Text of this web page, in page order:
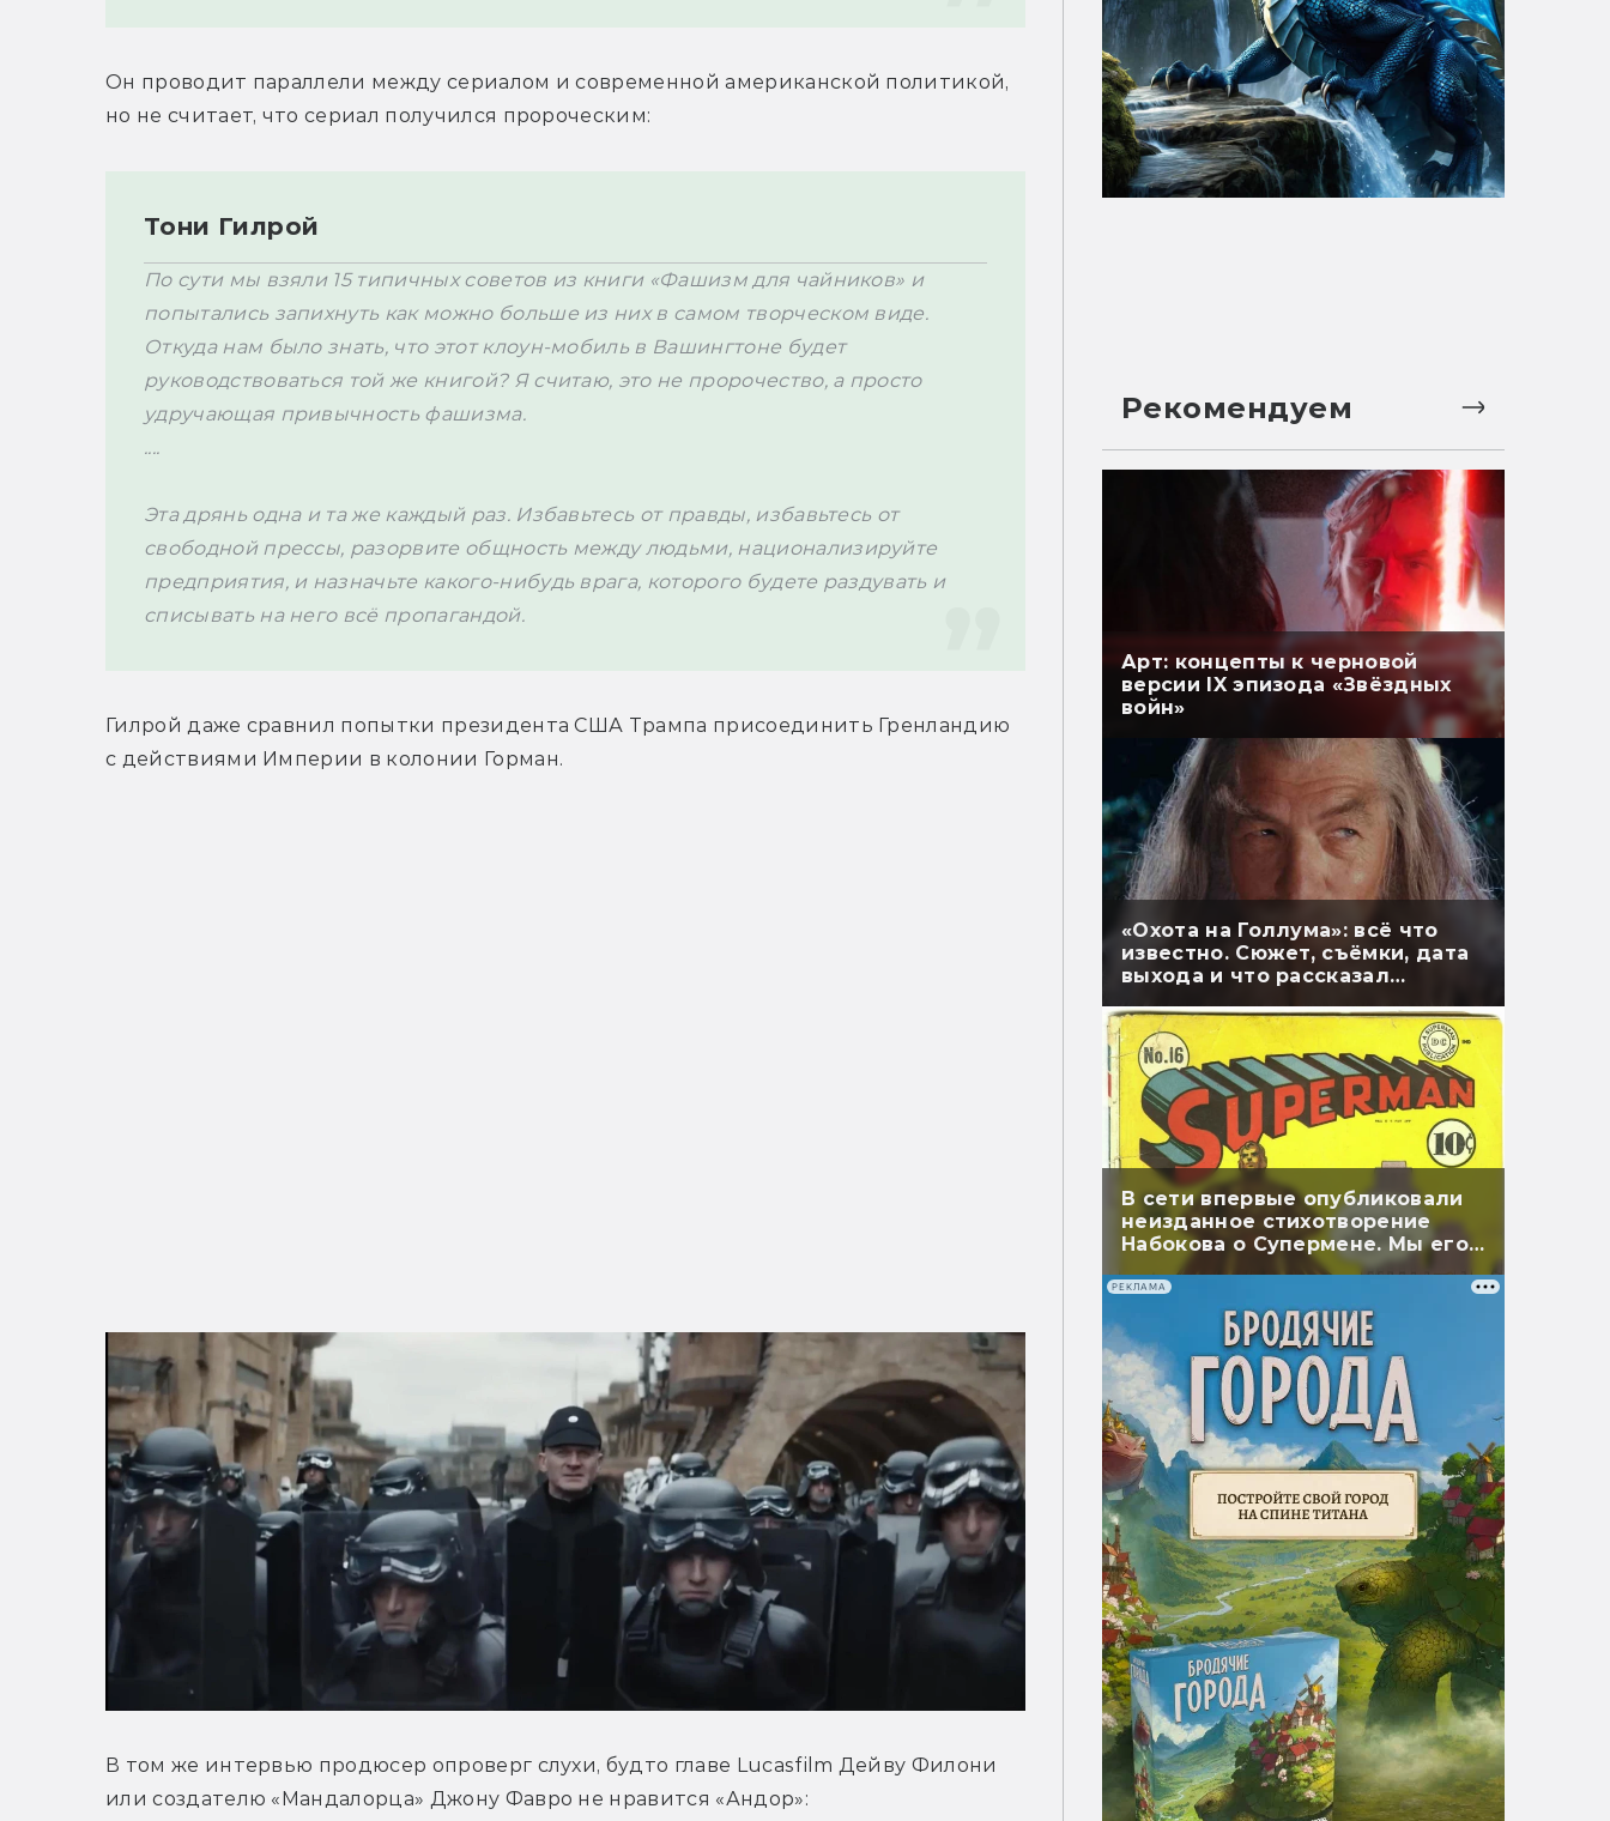
Он проводит параллели между сериалом и современной американской политикой,
Тони Гилрой
По сути мы взяли 15 типичных советов из книги «Фашизм для чайников» и
попытались запихнуть как можно больше из них в самом творческом виде.
Откуда нам было знать, что этот клоун-мобиль в Вашингтоне будет
руководствоваться той же книгой? Я считаю, это не пророчество, а просто
удручающая привычность фашизма.
....
Эта дрянь одна и та же каждый раз. Избавьтесь от правды, избавьтесь от
свободной прессы, разорвите общность между людьми, национализируйте
предприятия, и назначьте какого-нибудь врага, которого будете раздувать и
списывать на него всё пропагандой.
Гилрой даже сравнил попытки президента США Трампа присоединить Гренландию
с действиями Империи в колонии Горман.
В том же интервью продюсер опроверг слухи, будто главе Lucasfilm Дейву Филони
Рекомендуем
Арт: концепты к черновой
версии IX эпизода «Звёздных
войн»
«Охота на Голлума»: всё что
известно. Сюжет, съёмки, дата
выхода и что рассказал
В сети впервые опубликовали
неизданное стихотворение
Набокова о Супермене. Мы его
перевели
РЕКЛАМА